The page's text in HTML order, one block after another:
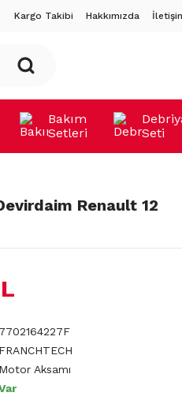
Kargo Takibi Hakkımızda
Bakım
Setleri
Seti
Renault 12
7702164227F
FRANCHTECH
Motor Aksamı